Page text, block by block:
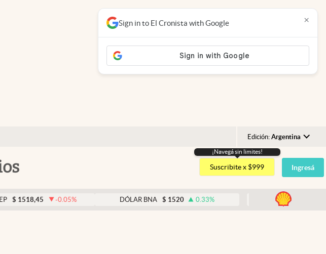
Edición: Argentina
Argentina
España
USA
¡Navegá sin limites!
Suscribite x $999 Ingresá
-0.05 DÓLAR BNA $ 1520 0.33% DÓLAR BLUE $
Sign in to El Cronista with Google ×